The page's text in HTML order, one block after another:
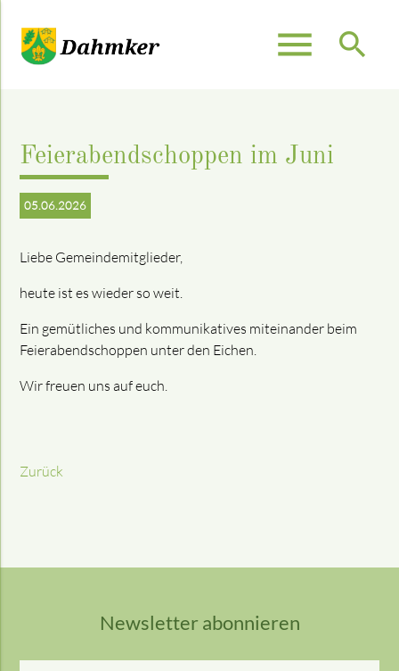
menu search
Feierabendschoppen im Juni
05.06.2026
Liebe Gemeindemitglieder,
heute ist es wieder so weit.
Ein gemütliches und kommunikatives miteinander beim
Feierabendschoppen unter den Eichen.
Wir freuen uns auf euch.
Zurück
Newsletter abonnieren